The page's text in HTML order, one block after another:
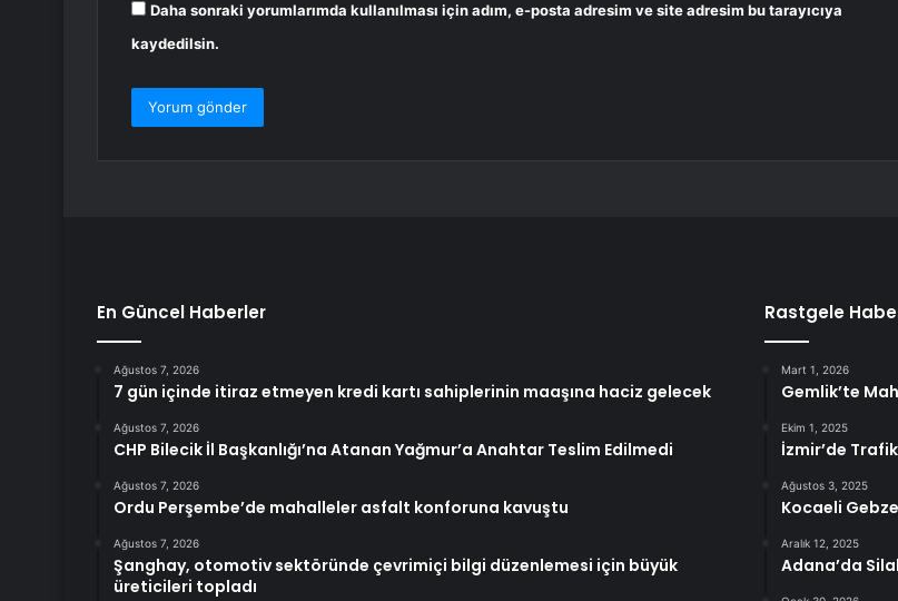
Daha sonraki yorumlarımda kullanılması için adım, e-posta adresim ve site adresim bu tarayıcıya
kaydedilsin.
En Güncel Haberler
Ağustos 7, 2026
7 gün içinde itiraz etmeyen kredi kartı sahiplerinin maaşına haciz gelecek
Ağustos 7, 2026
CHP Bilecik İl Başkanlığı’na Atanan Yağmur’a Anahtar Teslim Edilmedi
Ağustos 7, 2026
Ordu Perşembe’de mahalleler asfalt konforuna kavuştu
Ağustos 7, 2026
Şanghay, otomotiv sektöründe çevrimiçi bilgi düzenlemesi için büyük
üreticileri topladı
Rastgele
Mart 1, 2026
Gemlik’te
Ekim 1, 2025
İzmir’de
Ağustos 3, 2025
Kocaeli
Aralık 12, 2025
Adana’da